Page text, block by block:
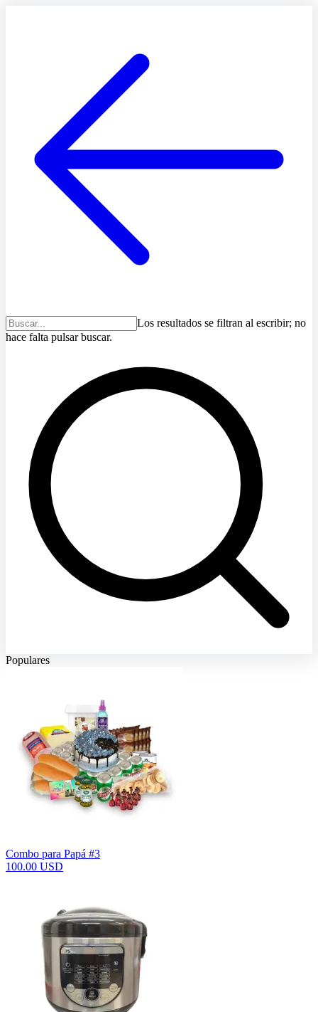
Los resultados se filtran al escribir; no
hace falta pulsar buscar.
Populares
Combo para Papá #3
100.00 USD